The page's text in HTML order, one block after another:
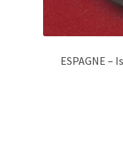
ESPAGNE –